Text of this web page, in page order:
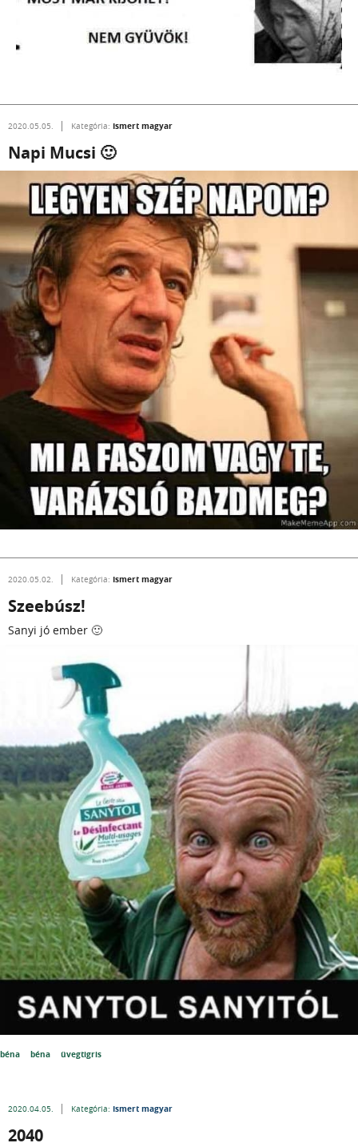
2020.05.05. Kategória: Ismert magyar
Napi Mucsi 🙂
2020.05.02. Kategória: Ismert magyar
Szeebúsz!
Sanyi jó ember 🙂
béna béna üvegtigris
2020.04.05. Kategória: Ismert magyar
2040